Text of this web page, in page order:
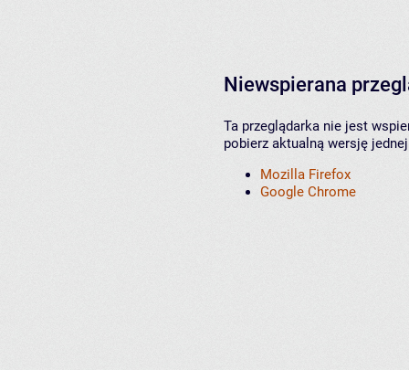
Niewspierana
Ta przeglądarka nie jest
pobierz aktualną wersję
Mozilla Firefox
Google Chrome